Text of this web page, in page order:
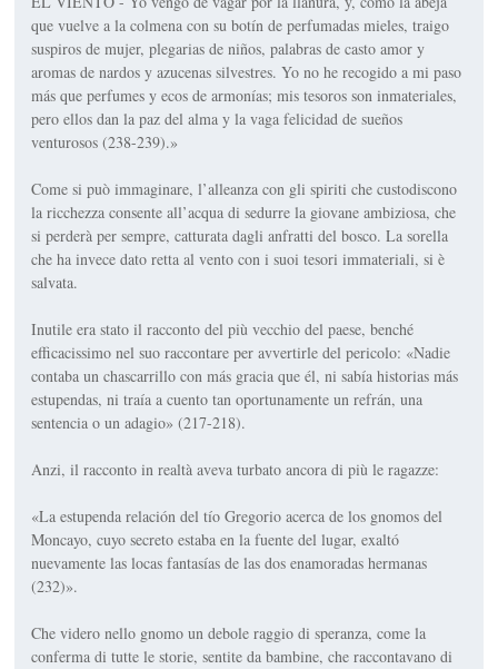
que vuelve a la colmena con su botín de perfumadas mieles, traigo
suspiros de mujer, plegarias de niños, palabras de casto amor y
aromas de nardos y azucenas silvestres. Yo no he recogido a mi paso
más que perfumes y ecos de armonías; mis tesoros son inmateriales,
pero ellos dan la paz del alma y la vaga felicidad de sueños
venturosos (238-239).»
Come si può immaginare, l’alleanza con gli spiriti che custodiscono
la ricchezza consente all’acqua di sedurre la giovane ambiziosa, che
si perderà per sempre, catturata dagli anfratti del bosco. La sorella
che ha invece dato retta al vento con i suoi tesori immateriali, si è
salvata.
Inutile era stato il racconto del più vecchio del paese, benché
efficacissimo nel suo raccontare per avvertirle del pericolo: «Nadie
contaba un chascarrillo con más gracia que él, ni sabía historias más
estupendas, ni traía a cuento tan oportunamente un refrán, una
sentencia o un adagio» (217-218).
Anzi, il racconto in realtà aveva turbato ancora di più le ragazze:
«La estupenda relación del tío Gregorio acerca de los gnomos del
Moncayo, cuyo secreto estaba en la fuente del lugar, exaltó
nuevamente las locas fantasías de las dos enamoradas hermanas
(232)».
Che videro nello gnomo un debole raggio di speranza, come la
conferma di tutte le storie, sentite da bambine, che raccontavano di